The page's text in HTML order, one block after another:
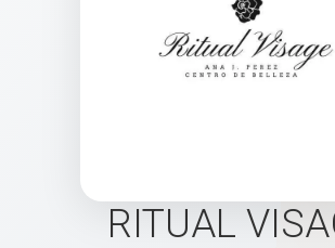
RITUAL